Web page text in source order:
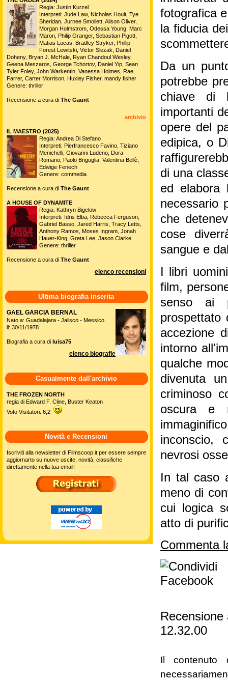
fotografica
la fiducia
Da un
potrebbe
chiave di
importanti
opere del
edipica, o
di una
ed elabora
necessario
che
cose
sangue e
I libri
film,
senso ai
prospettato
accezione
intorno
qualche
divenuta
criminoso
oscura e
inconscio,
nevrosi
In tal caso
meno di
cui logica
atto di
Commenta
12.32.00
Il contenuto
Regia: Justin Kurzel
Interpreti: Jude Law, Nicholas Hoult, Tye
Sheridan, Jurnee Smollett, Alison Oliver,
Morgan Holmstrom, Odessa Young, Marc
Maron, Philip Granger, Sebastian Pigott,
Matias Lucas, Bradley Stryker, Phillip
Forest Lewitski, Victor Slezak, Daniel
Doheny, Bryan J. McHale, Ryan Chandoul Wesley,
Geena Meszaros, George Tchortov, Daniel Yip, Sean
Tyler Foley, John Warkentin, Vanessa Holmes, Rae
Farrer, Carter Morrison, Huxley Fisher, mandy fisher
Genere: thriller
Recensione a cura di The Gaunt
archivio
IL MAESTRO (2025)
Regia: Andrea Di Stefano
Interpreti: Pierfrancesco Favino, Tiziano
Menichelli, Giovanni Ludeno, Dora
Romano, Paolo Briguglia, Valentina Bellè,
Edwige Fenech
Genere: commedia
Recensione a cura di The Gaunt
A HOUSE OF DYNAMITE
Regia: Kathryn Bigelow
Interpreti: Idris Elba, Rebecca Ferguson,
Gabriel Basso, Jared Harris, Tracy Letts,
Anthony Ramos, Moses Ingram, Jonah
Hauer-King, Greta Lee, Jason Clarke
Genere: thriller
Recensione a cura di The Gaunt
elenco recensioni
Ultima biografia inserita
GAEL GARCIA BERNAL
Nato a: Guadalajara - Jalisco - Messico
il: 30/11/1978
Biografia a cura di luisa75
elenco biografie
Casualmente dall'archivio
THE FROZEN NORTH
regia di Edward F. Cline, Buster Keaton
Voto Visitatori: 6,2
Novità e Recensioni
Iscriviti alla newsletter di Filmscoop.it per essere sempre
aggiornarto su nuove uscite, novità, classifiche
direttamente nella tua email!